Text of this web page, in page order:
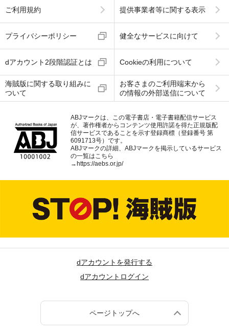
ご利用規約 提供事業者等に関する表示
プライバシーポリシー 健全なサービスに向けて
dアカウント2段階認証とは Cookieの利用について
海賊版に関する取り組みに
ついて
お客さまのご利用端末から
の情報の外部送信について
ABJマークは、この電子書店・電子書籍配信サービス
が、著作権者からコンテンツ使用許諾を得た正規版配
信サービスであることを示す登録商標（登録番号 第
6091713号）です。
ABJマークの詳細、ABJマークを掲示しているサービス
の一覧はこちら
→ https://aebs.or.jp/
dアカウントを発行する
dアカウントログイン
ページトップへ